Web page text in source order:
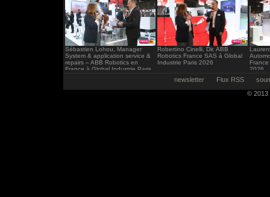
Sébastien Lohou, Manager
System & application service &
repairs – ABB Robotics en
France à Global Industrie Paris
Robertino Cinelli, Dir. ABB
Robotics France SAS à Global
Industrie Paris 2026
2026
newsletter Flux RSS
© 2013